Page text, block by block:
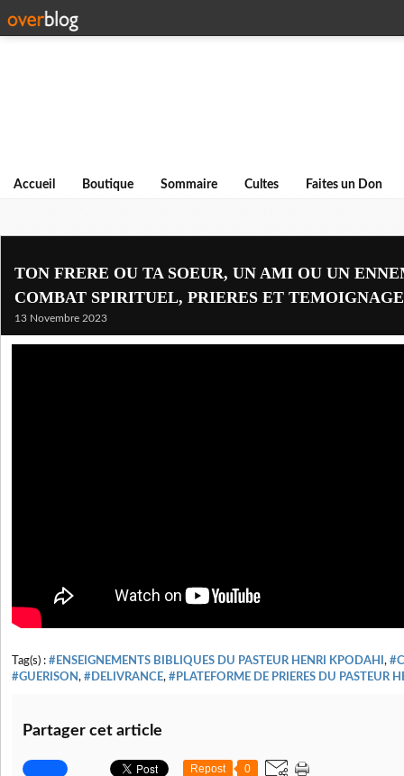
Accueil Boutique Sommaire Cultes Faites un Don
TON FRERE OU TA SOEUR, UN AMI OU UN
COMBAT SPIRITUEL, PRIERES ET
13 Novembre 2023
Tag(s) : #ENSEIGNEMENTS BIBLIQUES DU PASTEUR HENRI KPODAHI ,
#GUERISON, #DELIVRANCE, #PLATEFORME DE PRIERES DU PASTEUR
Partager cet article
Repost 0